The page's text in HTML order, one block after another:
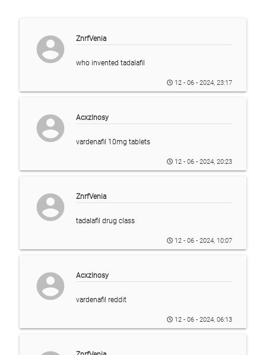
account_circle ZnrfVenia
who invented tadalafil
12 - 06 - 2024, 23:17
account_circle AcxzInosy
vardenafil 10mg tablets
12 - 06 - 2024, 20:23
account_circle ZnrfVenia
tadalafil drug class
12 - 06 - 2024, 10:07
account_circle AcxzInosy
vardenafil reddit
12 - 06 - 2024, 06:13